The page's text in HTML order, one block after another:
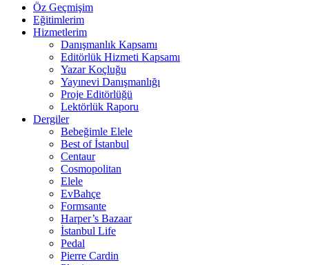
Öz Geçmişim
Eğitimlerim
Hizmetlerim
Danışmanlık Kapsamı
Editörlük Hizmeti Kapsamı
Yazar Koçluğu
Yayınevi Danışmanlığı
Proje Editörlüğü
Lektörlük Raporu
Dergiler
Bebeğimle Elele
Best of İstanbul
Centaur
Cosmopolitan
Elele
EvBahçe
Formsante
Harper’s Bazaar
İstanbul Life
Pedal
Pierre Cardin